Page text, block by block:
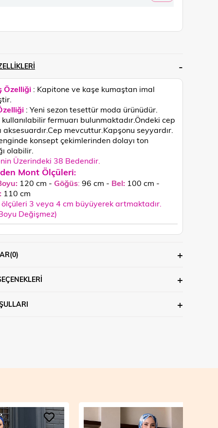
Özelliği : Kapitone ve kaşe kumaştan imal
: Yeni sezon tesettür moda ürünüdür.
kullanılabilir fermuarı bulunmaktadır.Öndeki cep
aksesuardır.Cep mevcuttur.Kapşonu seyyardır.
konsept çekimlerinden dolayı ton
olabilir.
Üzerindeki 38 Bedendir.
Mont Ölçüleri:
120 cm - Göğüs: 96 cm - Bel: 100 cm -
110 cm
3 veya 4 cm büyüyerek artmaktadır.
Değişmez)
(0)